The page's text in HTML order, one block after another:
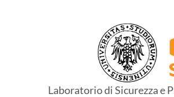
Laboratorio di Sicurezza e